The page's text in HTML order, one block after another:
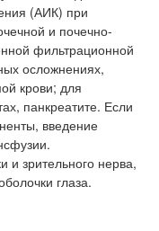
(АИК) при
и почечно-
фильтрационной
осложнениях,
крови; для
панкреатите. Если
введение
и зрительного нерва,
глаза.